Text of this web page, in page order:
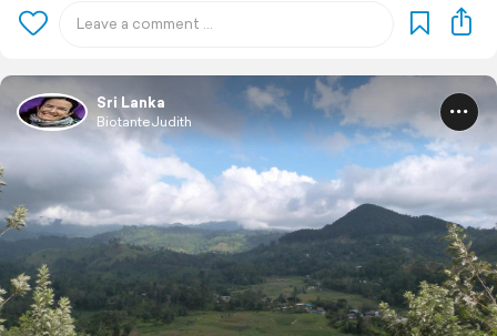
Sri Lanka
BiotanteJudith